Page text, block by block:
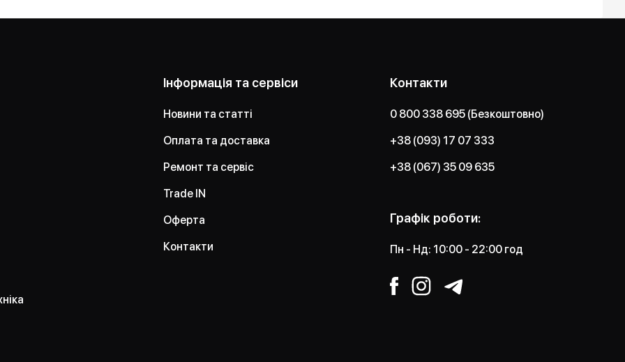
Інформація та сервіси
Новини та статті
Оплата та доставка
Ремонт та сервіс
Trade IN
Оферта
Контакти
Контакти
0 800 338 695 (Безкоштовно)
+38 (093) 17 07 333
+38 (067) 35 09 635
Графік роботи:
Пн - Нд: 10:00 - 22:00 год